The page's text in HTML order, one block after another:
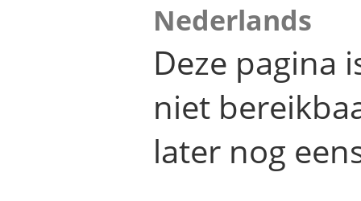
Nederlands
Deze pagina
niet
later nog